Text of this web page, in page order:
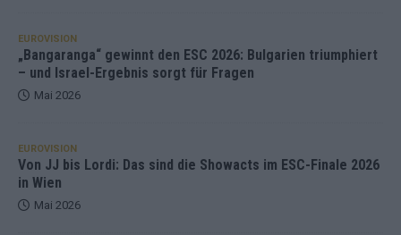
EUROVISION
„Bangaranga“ gewinnt den ESC 2026: Bulgarien triumphiert
– und Israel-Ergebnis sorgt für Fragen
Mai 2026
EUROVISION
Von JJ bis Lordi: Das sind die Showacts im ESC-Finale 2026
in Wien
Mai 2026